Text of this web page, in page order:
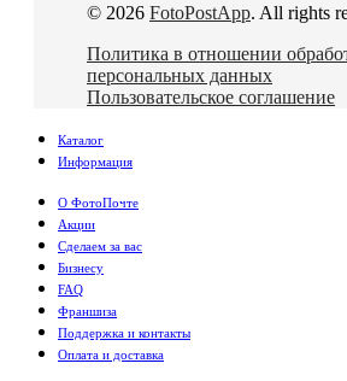
© 2026 FotoPostApp. All rights
Политика в отношении
персональных данных
Пользовательское соглашение
Каталог
Информация
О ФотоПочте
Акции
Сделаем за вас
Бизнесу
FAQ
Франшиза
Поддержка и контакты
Оплата и доставка